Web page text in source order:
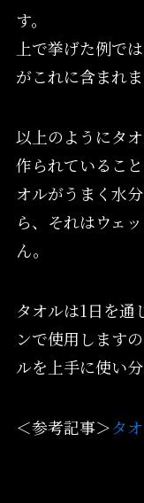
す。
上で挙げた例で
がこれに含まれま
以上のようにタ
作られているこ
オルがうまく水
ら、それはウェ
ん。
タオルは1日を通
ンで使用します
ルを上手に使い分
＜参考記事＞タ